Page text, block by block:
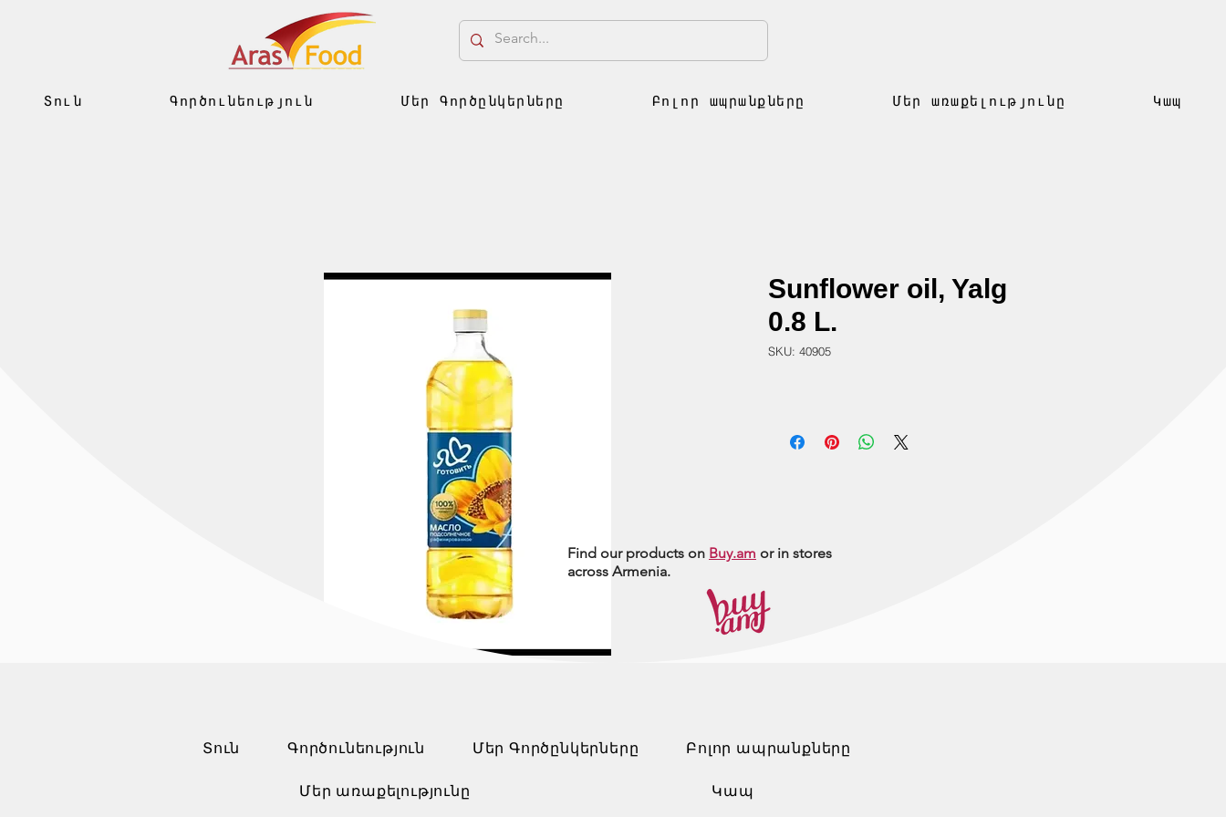
Տուն Գործունեություն Մեր Գործընկերները Բոլոր ապրանքները Մեր առաքելությունը Կապ
Sunflower oil, Yalg
0.8 L.
SKU: 40905
Find our products on Buy.am or in stores
across Armenia.
Տուն Գործունեություն Մեր Գործընկերները Բոլոր ապրանքները
Մեր առաքելությունը Կապ